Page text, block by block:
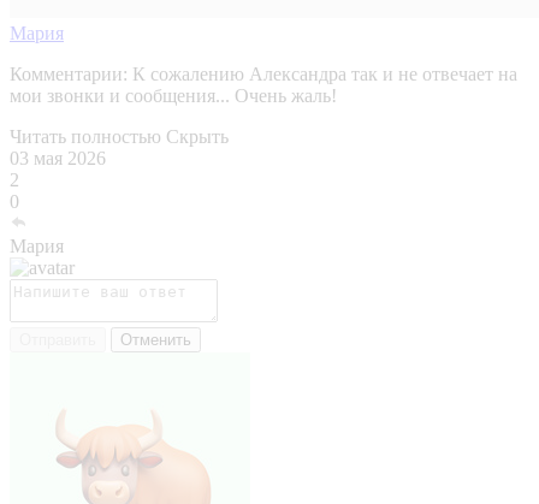
Мария
Комментарии: К сожалению Александра так и не отвечает на
мои звонки и сообщения... Очень жаль!
Читать полностью Скрыть
03 мая 2026
2
0
Мария
Отменить